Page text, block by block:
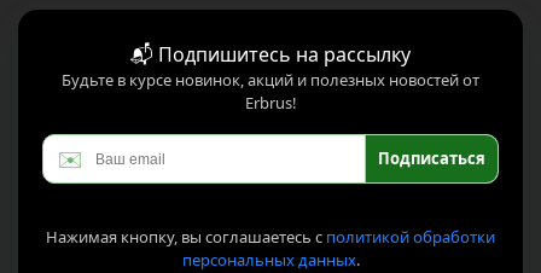
📬 Подпишитесь на рассылку
Будьте в курсе новинок, акций и полезных новостей от
Erbrus!
✉️ Подписаться
Нажимая кнопку, вы соглашаетесь с политикой обработки
персональных данных.